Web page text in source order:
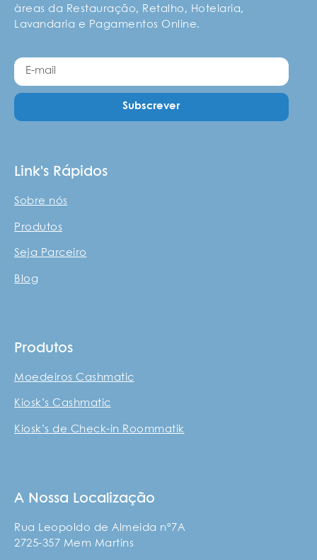
àreas da Restauração, Retalho, Hotelaria,
Lavandaria e Pagamentos Online.
Subscrever
Link's Rápidos
Sobre nós
Produtos
Seja Parceiro
Blog
Produtos
Moedeiros Cashmatic
Kiosk’s Cashmatic
Kiosk’s de Check-in Roommatik
A Nossa Localização
Rua Leopoldo de Almeida nº7A
2725-357 Mem Martins